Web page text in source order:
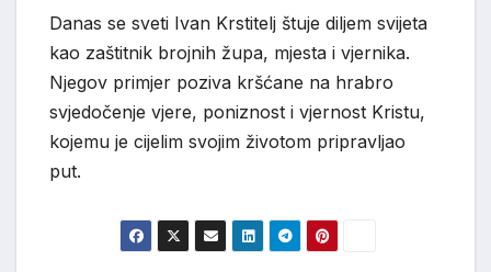
Danas se sveti Ivan Krstitelj štuje diljem svijeta
kao zaštitnik brojnih župa, mjesta i vjernika.
Njegov primjer poziva kršćane na hrabro
svjedočenje vjere, poniznost i vjernost Kristu,
kojemu je cijelim svojim životom pripravljao
put.